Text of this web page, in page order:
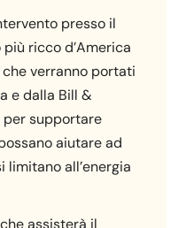
presso il
più ricco d’America
verranno portati
e dalla Bill &
per supportare
aiutare ad
limitano all’energia
assisterà il